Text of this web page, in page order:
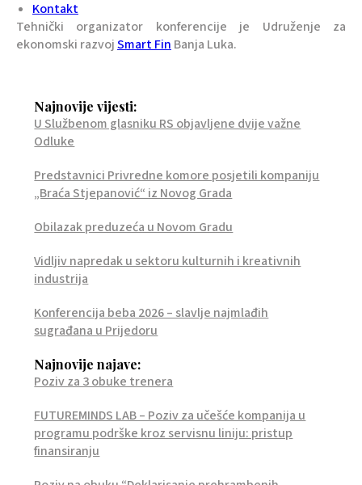
Kontakt
Tehnički organizator konferencije je Udruženje za
ekonomski razvojSmart Fin Banja Luka.
Najnovije vijesti:
U Službenom glasniku RS objavljene dvije važne
Odluke
Predstavnici Privredne komore posjetili kompaniju
„Braća Stjepanović“ iz Novog Grada
Obilazak preduzeća u Novom Gradu
Vidljiv napredak u sektoru kulturnih i kreativnih
industrija
Konferencija beba 2026 – slavlje najmlađih
sugrađana u Prijedoru
Najnovije najave:
Poziv za 3 obuke trenera
FUTUREMINDS LAB – Poziv za učešće kompanija u
programu podrške kroz servisnu liniju: pristup
finansiranju